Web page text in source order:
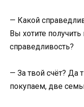
— Какой
Вы хотите получить
справедливость?
— За твой счёт?
покупаем, две